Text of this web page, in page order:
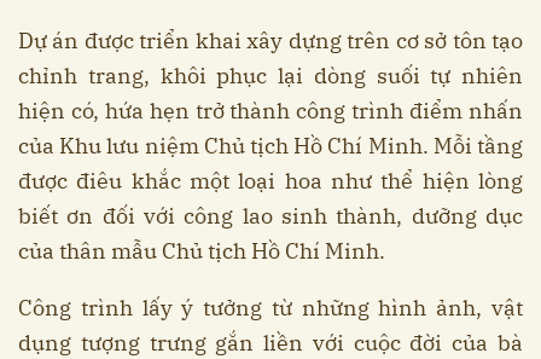
Dự án được triển khai xây dựng trên cơ sở tôn tạo
chỉnh trang, khôi phục lại dòng suối tự nhiên
hiện có, hứa hẹn trở thành công trình điểm nhấn
của Khu lưu niệm Chủ tịch Hồ Chí Minh. Mỗi tầng
được điêu khắc một loại hoa như thể hiện lòng
biết ơn đối với công lao sinh thành, dưỡng dục
của thân mẫu Chủ tịch Hồ Chí Minh.
Công trình lấy ý tưởng từ những hình ảnh, vật
dụng tượng trưng gắn liền với cuộc đời của bà